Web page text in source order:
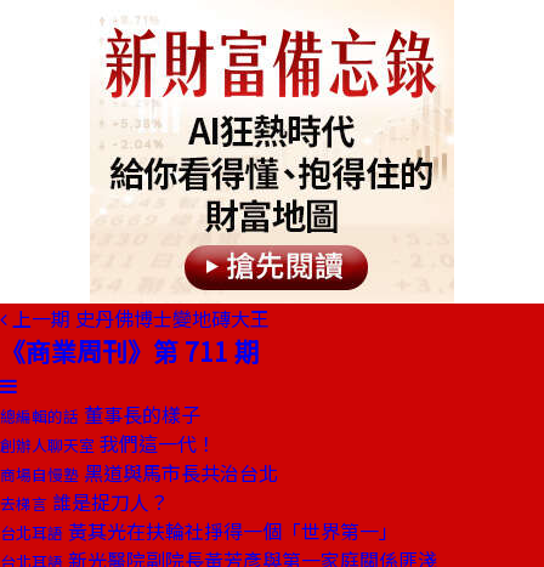
上一期 史丹佛博士變地磚大王
《商業周刊》第 711 期
總編輯的話 董事長的樣子
創辦人聊天室 我們這一代！
商場自慢塾 黑道與馬市長共治台北
去梯言 誰是捉刀人？
台北耳語 黃其光在扶輪社掙得一個「世界第一」
台北耳語 新光醫院副院長黃芳彥與第一家庭關係匪淺